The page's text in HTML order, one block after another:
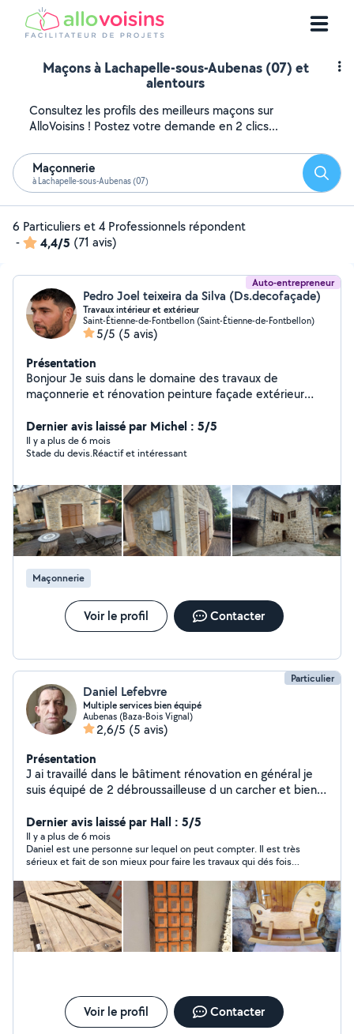
Maçons à Lachapelle-sous-Aubenas (07) et
alentours
Consultez les profils des meilleurs maçons sur
AlloVoisins ! Postez votre demande en 2 clics...
Maçonnerie
à Lachapelle-sous-Aubenas (07)
6 Particuliers et 4 Professionnels répondent
-
4,4/5 (71 avis)
Auto-entrepreneur
Pedro Joel teixeira da Silva (Ds.decofaçade)
Travaux intérieur et extérieur
Saint-Étienne-de-Fontbellon (Saint-Étienne-de-Fontbellon)
5/5 (5 avis)
Présentation
Bonjour Je suis dans le domaine des travaux de
maçonnerie et rénovation peinture façade extérieur
d'extérieurs pose de pave. Nettoyage et pose de
chenaux alu zinc pvc. Et Nettoyage toiture façade.
Dernier avis laissé par Michel : 5/5
Il y a plus de 6 mois
Stade du devis.Réactif et intéressant
Maçonnerie
Voir le profil Contacter
Particulier
Daniel Lefebvre
Multiple services bien équipé
Aubenas (Baza-Bois Vignal)
2,6/5 (5 avis)
Présentation
J ai travaillé dans le bâtiment rénovation en général je
suis équipé de 2 débroussailleuse d un carcher et bien d
Dernier avis laissé par Hall : 5/5
Il y a plus de 6 mois
Daniel est une personne sur lequel on peut compter. Il est très
sérieux et fait de son mieux pour faire les travaux qui dés fois
Voir le profil Contacter